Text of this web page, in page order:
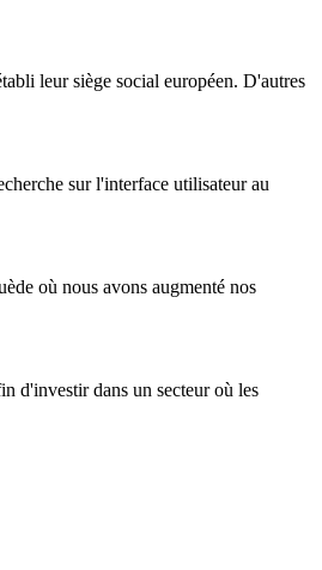
leur siège social européen. D'autres
sur l'interface utilisateur au
où nous avons augmenté nos
d'investir dans un secteur où les